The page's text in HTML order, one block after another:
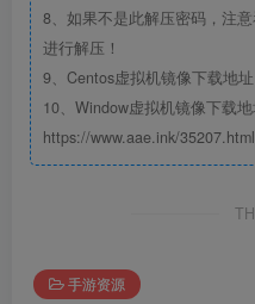
8、如果不是此解压密码，注
进行解压！
9、Centos虚拟机镜像下载地
10、Window虚拟机镜像下载地
https://www.aae.ink/35207.html
手游资源